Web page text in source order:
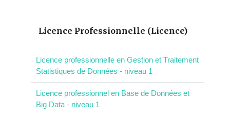
Licence Professionnelle (Licence)
Licence professionnelle en Gestion et Traitement
Statistiques de Données - niveau 1
Licence professionnel en Base de Données et
Big Data - niveau 1